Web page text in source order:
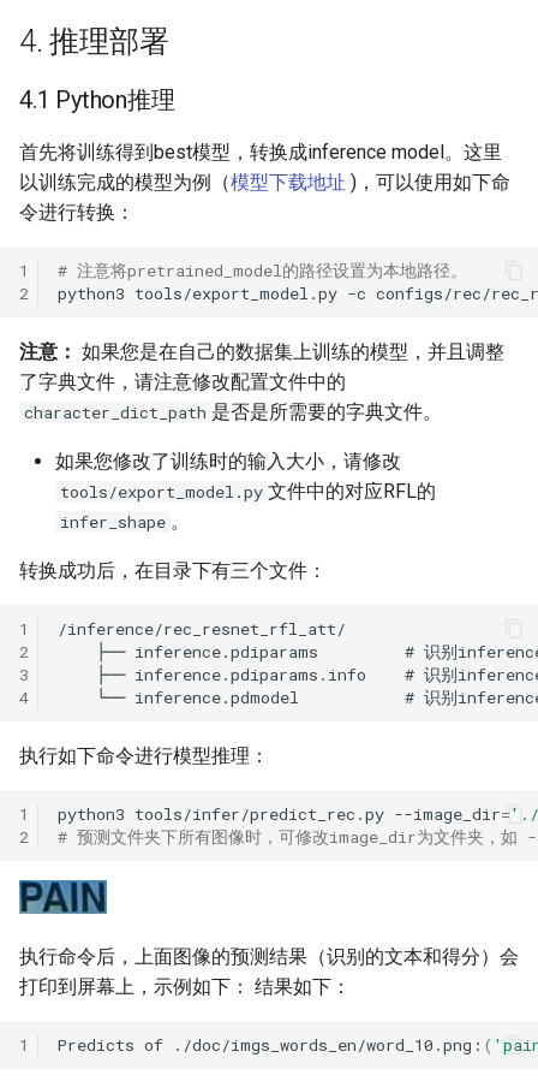
4. 推理部署
4.1 Python推理
首先将训练得到best模型，转换成inference model。这里
以训练完成的模型为例（模型下载地址 )，可以使用如下命
令进行转换：
1
2
# 注意将pretrained_model的路径设置为本地路径。
python3 tools/export_model.py -c configs/rec/
注意： 如果您是在自己的数据集上训练的模型，并且调整
了字典文件，请注意修改配置文件中的
character_dict_path 是否是所需要的字典文件。
如果您修改了训练时的输入大小，请修改
tools/export_model.py 文件中的对应RFL的
infer_shape 。
转换成功后，在目录下有三个文件：
1
2
3
4
执行如下命令进行模型推理：
1
2
python3 tools/infer/predict_rec.py --image_dir='./
# 预测文件夹下所有图像时，可修改image_dir为文件夹
执行命令后，上面图像的预测结果（识别的文本和得分）会
打印到屏幕上，示例如下： 结果如下：
1 Predicts of ./doc/imgs_words_en/word_10.png: (